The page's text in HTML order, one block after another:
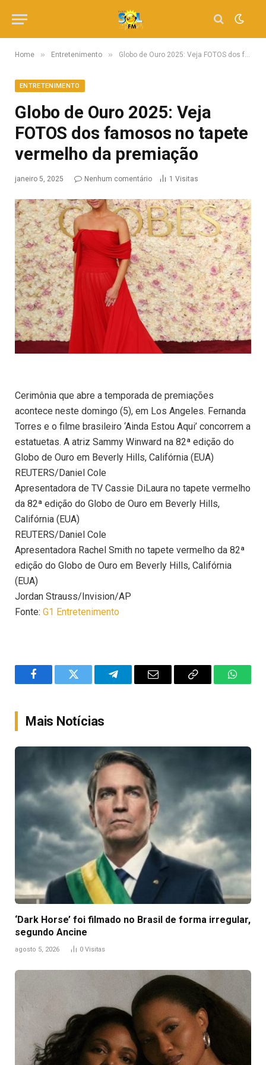
Home » Entretenimento » Globo de Ouro 2025: Veja FOTOS dos famosos no tapete vermelho da premiação
ENTRETENIMENTO
Globo de Ouro 2025: Veja
FOTOS dos famosos no tapete
vermelho da premiação
janeiro 5, 2025 Nenhum comentário 1 Visitas
Cerimônia que abre a temporada de premiações
acontece neste domingo (5), em Los Angeles. Fernanda
Torres e o filme brasileiro ‘Ainda Estou Aqui’ concorrem a
estatuetas. A atriz Sammy Winward na 82ª edição do
Globo de Ouro em Beverly Hills, Califórnia (EUA)
REUTERS/Daniel Cole
Apresentadora de TV Cassie DiLaura no tapete vermelho
da 82ª edição do Globo de Ouro em Beverly Hills,
Califórnia (EUA)
REUTERS/Daniel Cole
Apresentadora Rachel Smith no tapete vermelho da 82ª
edição do Globo de Ouro em Beverly Hills, Califórnia
(EUA)
Jordan Strauss/Invision/AP
Fonte: G1 Entretenimento
FacebookTwitter TelegramEmail
Copy
Mais Notícias
‘Dark Horse’ foi filmado no Brasil de forma irregular,
segundo Ancine
agosto 5, 2026 0 Visitas